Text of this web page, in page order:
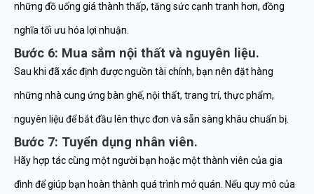
những đồ uống giá thành thấp, tăng sức cạnh tranh hơn, đồng
nghĩa tối ưu hóa lợi nhuận.
Bước 6: Mua sắm nội thất và nguyên liệu.
Sau khi đã xác định được nguồn tài chính, bạn nên đặt hàng
những nhà cung ứng bàn ghế, nội thất, trang trí, thực phẩm,
nguyên liệu để bắt đầu lên thực đơn và sẵn sàng khâu chuẩn bị.
Bước 7: Tuyển dụng nhân viên.
Hãy hợp tác cùng một người bạn hoặc một thành viên của gia
đình để giúp bạn hoàn thành quá trình mở quán. Nếu quy mô của